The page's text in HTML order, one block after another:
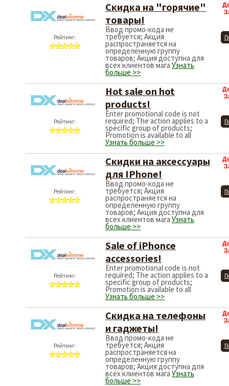
Рейтинг:
Скидка на "горячие"
товары!
Ввод промо-кода не
требуется; Акция
распространяется на
определенную группу
товаров; Акция доступна для
всех клиентов мага Узнать
больше >>
Рейтинг:
Hot sale on hot
products!
Enter promotional code is not
required; The action applies to a
specific group of products;
Promotion is available to all
Узнать больше >>
Рейтинг:
Скидки на аксессуары
для IPhone!
Ввод промо-кода не
требуется; Акция
распространяется на
определенную группу
товаров; Акция доступна для
всех клиентов мага Узнать
больше >>
Рейтинг:
Sale of iPhonce
accessories!
Enter promotional code is not
required; The action applies to a
specific group of products;
Promotion is available to all
Узнать больше >>
Рейтинг:
Скидка на телефоны
и гаджеты!
Ввод промо-кода не
требуется; Акция
распространяется на
определенную группу
товаров; Акция доступна для
всех клиентов мага Узнать
больше >>